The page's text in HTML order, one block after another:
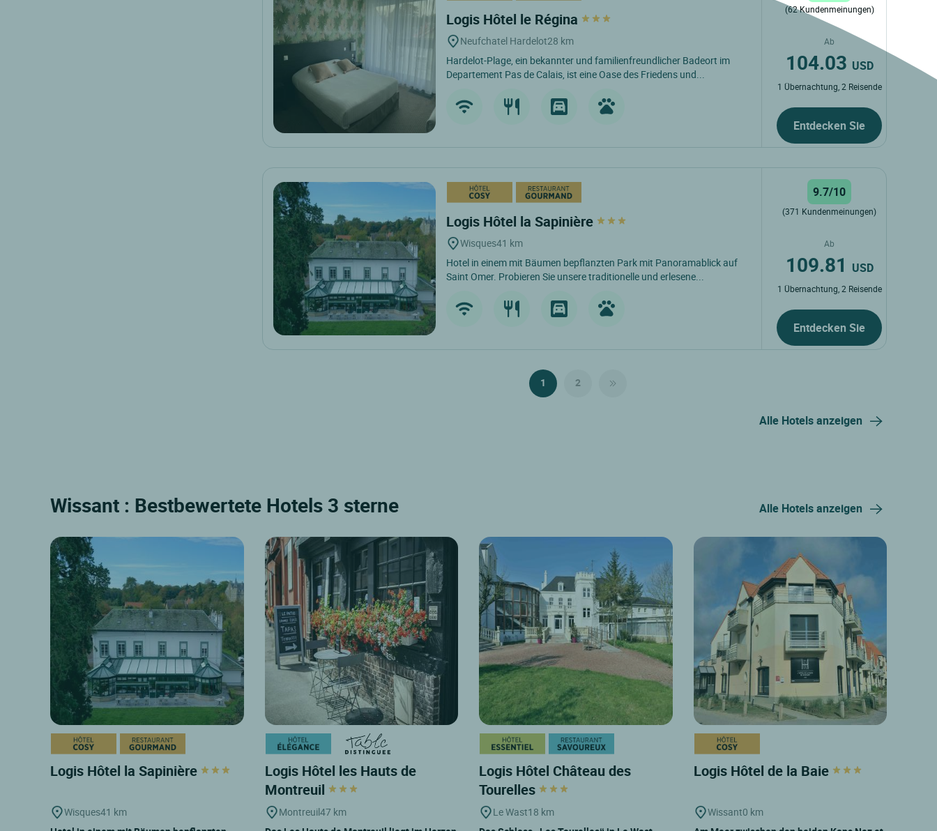
Logis Hôtel le Régina
Neufchatel Hardelot28 km
Hardelot-Plage, ein bekannter und familienfreundlicher Badeort im
Departement Pas de Calais, ist eine Oase des Friedens und...
(62 Kundenmeinungen)
Ab
104.03 USD
1 Übernachtung, 2 Reisende
Entdecken Sie
Logis Hôtel la Sapinière
Wisques41 km
Hotel in einem mit Bäumen bepflanzten Park mit Panoramablick auf
Saint Omer. Probieren Sie unsere traditionelle und erlesene...
9.7/10
(371 Kundenmeinungen)
Ab
109.81 USD
1 Übernachtung, 2 Reisende
Entdecken Sie
1 2
Alle Hotels anzeigen
Wissant : Bestbewertete Hotels 3 sterne Alle Hotels anzeigen
Logis Hôtel la Sapinière
Wisques41 km
Logis Hôtel les Hauts de
Montreuil
Montreuil47 km
Logis Hôtel Château des
Tourelles
Le Wast18 km
Logis Hôtel de la Baie
Wissant0 km